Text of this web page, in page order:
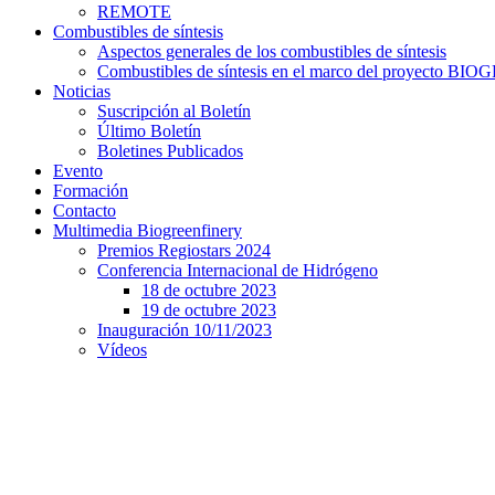
REMOTE
Combustibles de síntesis
Aspectos generales de los combustibles de síntesis
Combustibles de síntesis en el marco del proyecto
Noticias
Suscripción al Boletín
Último Boletín
Boletines Publicados
Evento
Formación
Contacto
Multimedia Biogreenfinery
Premios Regiostars 2024
Conferencia Internacional de Hidrógeno
18 de octubre 2023
19 de octubre 2023
Inauguración 10/11/2023
Vídeos